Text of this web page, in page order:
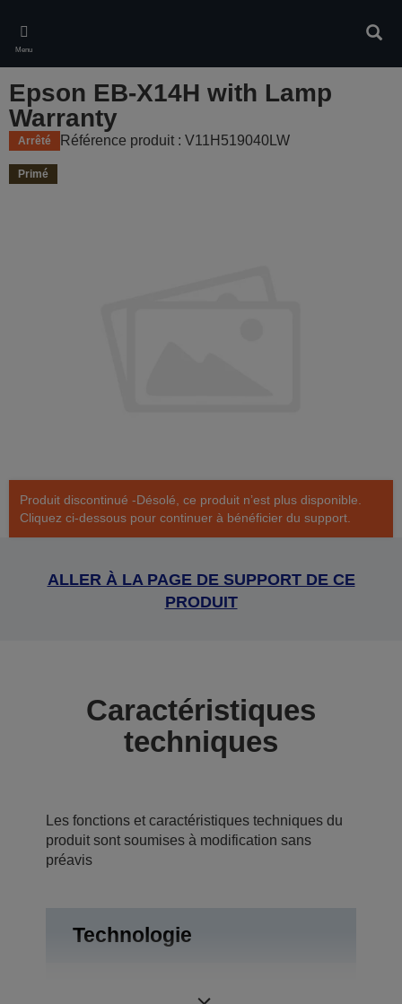
main
content
Menu
Epson EB-X14H with Lamp
Warranty
Arrêté Référence produit : V11H519040LW
Primé
Produit discontinué -Désolé, ce produit n’est plus disponible.
Cliquez ci-dessous pour continuer à bénéficier du support.
ALLER À LA PAGE DE SUPPORT DE CE
PRODUIT
Caractéristiques
techniques
Les fonctions et caractéristiques techniques du
produit sont soumises à modification sans
préavis
Technologie